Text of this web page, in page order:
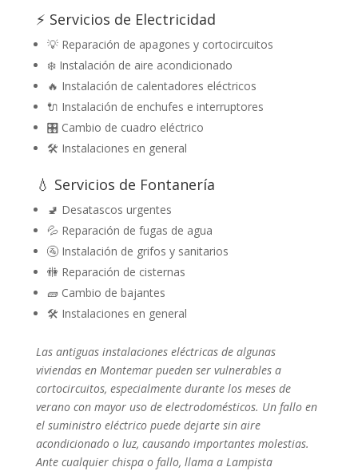
⚡ Servicios de Electricidad
💡 Reparación de apagones y cortocircuitos
❄️ Instalación de aire acondicionado
🔥 Instalación de calentadores eléctricos
🔌 Instalación de enchufes e interruptores
🎛️ Cambio de cuadro eléctrico
🛠️ Instalaciones en general
💧 Servicios de Fontanería
🚽 Desatascos urgentes
💦 Reparación de fugas de agua
🚰 Instalación de grifos y sanitarios
🚻 Reparación de cisternas
🧱 Cambio de bajantes
🛠️ Instalaciones en general
Las antiguas instalaciones eléctricas de algunas
viviendas en Montemar pueden ser vulnerables a
cortocircuitos, especialmente durante los meses de
verano con mayor uso de electrodomésticos. Un fallo en
el suministro eléctrico puede dejarte sin aire
acondicionado o luz, causando importantes molestias.
Ante cualquier chispa o fallo, llama a Lampista